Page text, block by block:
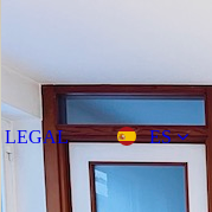
LEGAL ES